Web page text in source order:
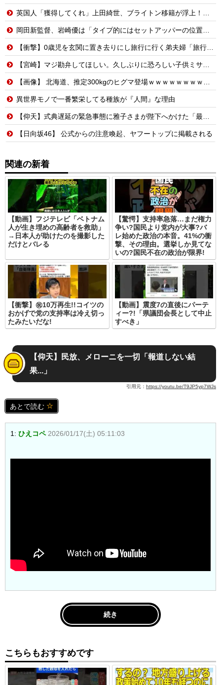
英国人「獲得してくれ」上田綺世、ブライトン移籍が浮上！三笘薫との日本代表ホットライン実現!?現地サポ大興奮！「勘弁してくれ」と危惧される懸念点とは!?【海外の反応】
岡田新監督、岩崎優は「タイプ的にはセットアッパーの位置が一番合うてる」←おーん
【衝撃】0歳児を玄関に置き去りにし旅行に行く弟夫婦「旅行中、1ヶ月世話しろw」18年後に返せと言われ「お前らの子供、捨てたよ?」「は!?」
【宮崎】マジ勘弁してほしい。久しぶりに恐ろしい子供ミサイルを見た。
【画像】 北海道、推定300kgのヒグマ登場ｗｗｗｗｗｗｗｗｗｗｗｗｗｗｗｗｗｗｗｗ
異世界モノで一番繁栄してる種族が『人間』な理由
【仰天】式典遅延の緊急事態に雅子さまが陛下へかけた「最高の一言」とは? 楽曲提供:株式会社FLMusic
【日向坂46】 公式からの注意喚起、ヤフートップに掲載される
関連の新着
【動画】フジテレビ「ベトナム
人が生き埋めの高齢者を救助」
→日本人が助けたのを撮影した
だけとバレる
【驚愕】支持率急落…まだ権力
争い?国民より党内が大事?バ
レ始めた政治の本音。41%の衝
撃、その理由。選挙しか見てな
いの?国民不在の政治が限界!
【衝撃】㊗️10万再生!!コイツの
おかげで党の支持率は冷え切っ
たみたいだな!
【動画】震度7の直後にパーテ
ィー?!「県議団会長として中止
すべき」
【仰天】民放、メローニを一切「報道しない結
果...」
引用元： https://youtu.be/T9JP5yp7WJs
あとで読む
1: ひえコペ 2026/01/17(土) 05:11:03
続き
こちらもおすすめです